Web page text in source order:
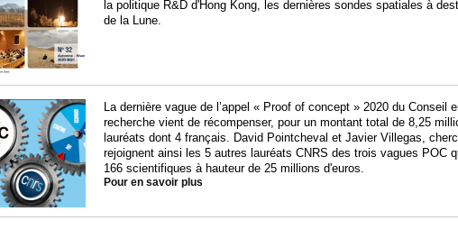
la politique R&D d'Hong Kong, les dernières sondes spatiales à
de la Lune.
La dernière vague de l’appel « Proof of concept » 2020 du Conseil
recherche vient de récompenser, pour un montant total de 8,25
lauréats dont 4 français. David Pointcheval et Javier Villegas,
rejoignent ainsi les 5 autres lauréats CNRS des trois vagues POC
166 scientifiques à hauteur de 25 millions d'euros.
Pour en savoir plus